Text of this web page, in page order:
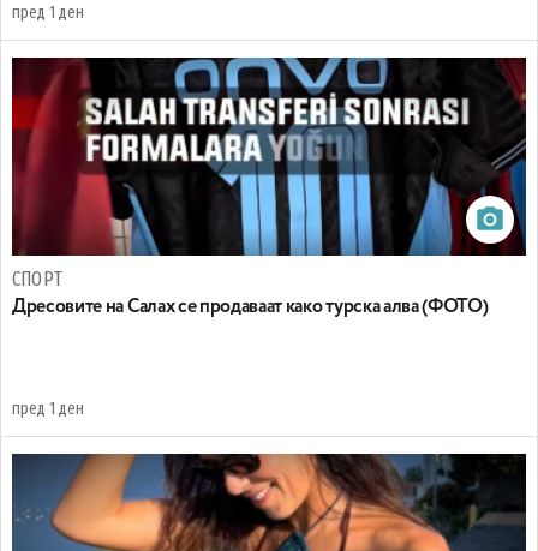
пред 1 ден
СПОРТ
Дресовите на Салах се продаваат како турска алва (ФОТО)
пред 1 ден